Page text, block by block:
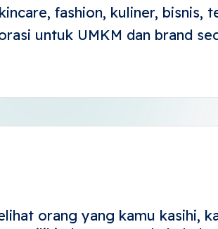
fashion, kuliner, bisnis,
untuk UMKM dan brand
orang yang kamu kasihi,